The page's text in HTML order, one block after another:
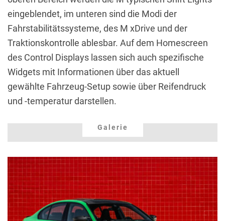
eingeblendet, im unteren sind die Modi der
Fahrstabilitätssysteme, des M xDrive und der
Traktionskontrolle ablesbar. Auf dem Homescreen
des Control Displays lassen sich auch spezifische
Widgets mit Informationen über das aktuell
gewählte Fahrzeug-Setup sowie über Reifendruck
und -temperatur darstellen.
Galerie